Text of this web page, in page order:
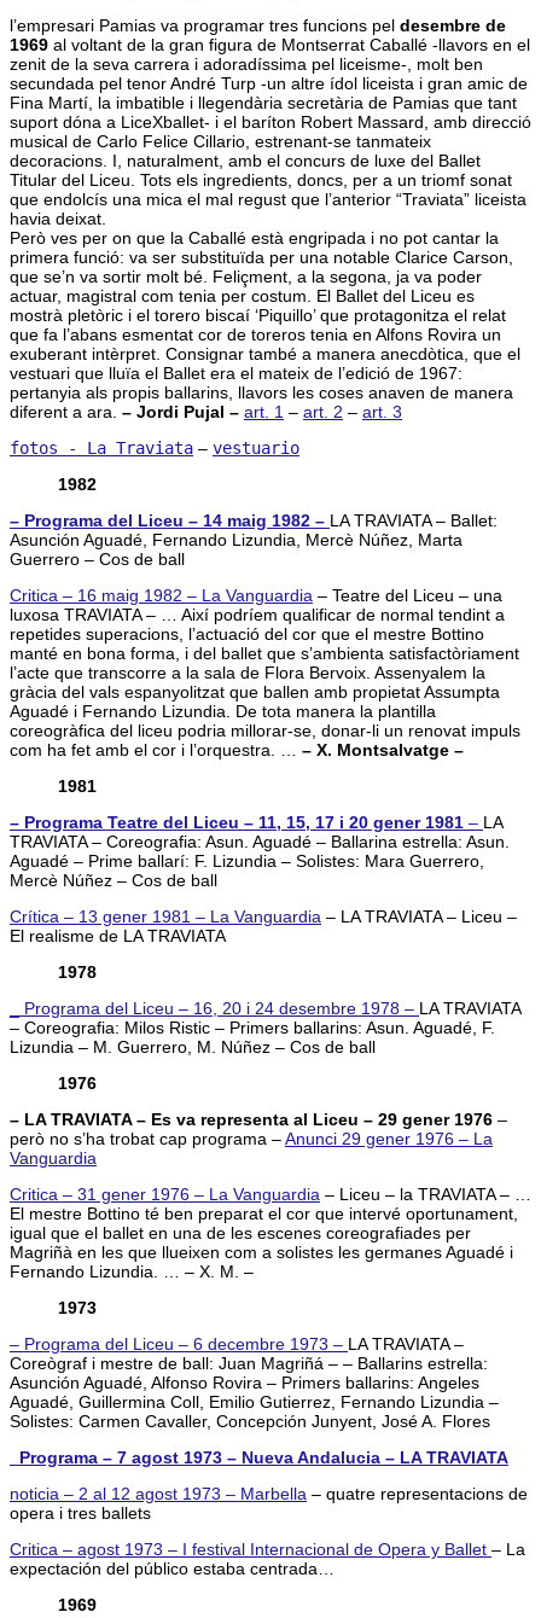
l’empresari Pamias va programar tres funcions pel desembre de
1969 al voltant de la gran figura de Montserrat Caballé -llavors en el
zenit de la seva carrera i adoradíssima pel liceisme-, molt ben
secundada pel tenor André Turp -un altre ídol liceista i gran amic de
Fina Martí, la imbatible i llegendària secretària de Pamias que tant
suport dóna a LiceXballet- i el baríton Robert Massard, amb direcció
musical de Carlo Felice Cillario, estrenant-se tanmateix
decoracions. I, naturalment, amb el concurs de luxe del Ballet
Titular del Liceu. Tots els ingredients, doncs, per a un triomf sonat
que endolcís una mica el mal regust que l’anterior “Traviata” liceista
havia deixat.
Però ves per on que la Caballé està engripada i no pot cantar la
primera funció: va ser substituïda per una notable Clarice Carson,
que se’n va sortir molt bé. Feliçment, a la segona, ja va poder
actuar, magistral com tenia per costum. El Ballet del Liceu es
mostrà pletòric i el torero biscaí ‘Piquillo’ que protagonitza el relat
que fa l’abans esmentat cor de toreros tenia en Alfons Rovira un
exuberant intèrpret. Consignar també a manera anecdòtica, que el
vestuari que lluïa el Ballet era el mateix de l’edició de 1967:
pertanyia als propis ballarins, llavors les coses anaven de manera
diferent a ara. – Jordi Pujal – art. 1 – art. 2 – art. 3
fotos - La Traviata – vestuario
1982
– Programa del Liceu – 14 maig 1982 – LA TRAVIATA – Ballet:
Asunción Aguadé, Fernando Lizundia, Mercè Núñez, Marta
Guerrero – Cos de ball
Critica – 16 maig 1982 – La Vanguardia – Teatre del Liceu – una
luxosa TRAVIATA – … Així podríem qualificar de normal tendint a
repetides superacions, l’actuació del cor que el mestre Bottino
manté en bona forma, i del ballet que s’ambienta satisfactòriament
l’acte que transcorre a la sala de Flora Bervoix. Assenyalem la
gràcia del vals espanyolitzat que ballen amb propietat Assumpta
Aguadé i Fernando Lizundia. De tota manera la plantilla
coreogràfica del liceu podria millorar-se, donar-li un renovat impuls
com ha fet amb el cor i l’orquestra. … – X. Montsalvatge –
1981
– Programa Teatre del Liceu – 11, 15, 17 i 20 gener 1981 – LA
TRAVIATA – Coreografia: Asun. Aguadé – Ballarina estrella: Asun.
Aguadé – Prime ballarí: F. Lizundia – Solistes: Mara Guerrero,
Mercè Núñez – Cos de ball
Crítica – 13 gener 1981 – La Vanguardia – LA TRAVIATA – Liceu –
El realisme de LA TRAVIATA
1978
_ Programa del Liceu – 16, 20 i 24 desembre 1978 – LA TRAVIATA
– Coreografia: Milos Ristic – Primers ballarins: Asun. Aguadé, F.
Lizundia – M. Guerrero, M. Núñez – Cos de ball
1976
– LA TRAVIATA – Es va representa al Liceu – 29 gener 1976 –
però no s’ha trobat cap programa –Anunci 29 gener 1976 – La
Vanguardia
Critica – 31 gener 1976 – La Vanguardia – Liceu – la TRAVIATA – …
El mestre Bottino té ben preparat el cor que intervé oportunament,
igual que el ballet en una de les escenes coreografiades per
Magriñà en les que llueixen com a solistes les germanes Aguadé i
Fernando Lizundia. … – X. M. –
1973
– Programa del Liceu – 6 decembre 1973 – LA TRAVIATA –
Coreògraf i mestre de ball: Juan Magriñá – – Ballarins estrella:
Asunción Aguadé, Alfonso Rovira – Primers ballarins: Angeles
Aguadé, Guillermina Coll, Emilio Gutierrez, Fernando Lizundia –
Solistes: Carmen Cavaller, Concepción Junyent, José A. Flores
_Programa – 7 agost 1973 – Nueva Andalucia – LA TRAVIATA
noticia – 2 al 12 agost 1973 – Marbella – quatre representacions de
opera i tres ballets
Critica – agost 1973 – I festival Internacional de Opera y Ballet – La
expectación del público estaba centrada…
1969